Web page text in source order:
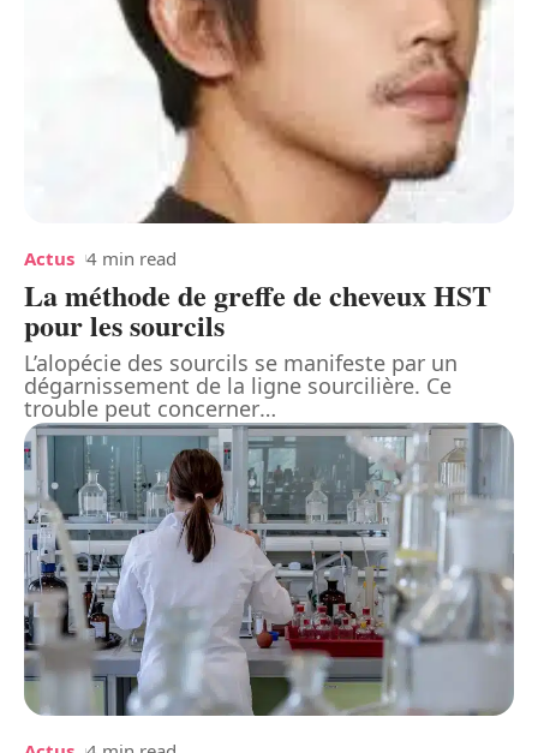
Actus 4 min read
La méthode de greffe de cheveux HST
pour les sourcils
L’alopécie des sourcils se manifeste par un
dégarnissement de la ligne sourcilière. Ce
trouble peut concerner…